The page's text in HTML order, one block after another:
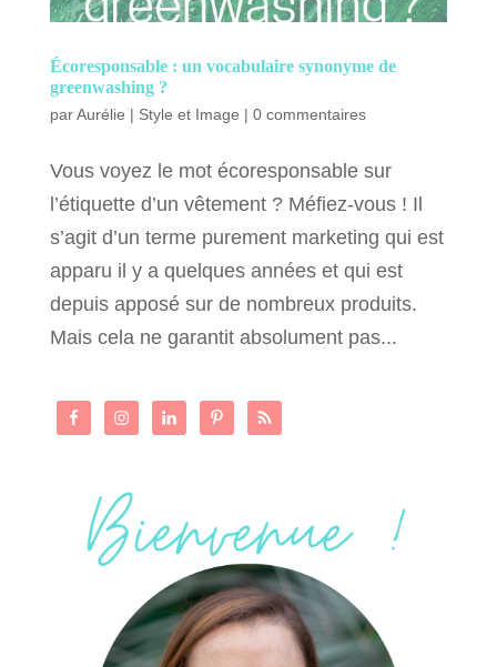
Écoresponsable : un vocabulaire synonyme de
greenwashing ?
parAurélie | Style et Image | 0 commentaires
Vous voyez le mot écoresponsable sur
l’étiquette d’un vêtement ? Méfiez-vous ! Il
s’agit d’un terme purement marketing qui est
apparu il y a quelques années et qui est
depuis apposé sur de nombreux produits.
Mais cela ne garantit absolument pas...